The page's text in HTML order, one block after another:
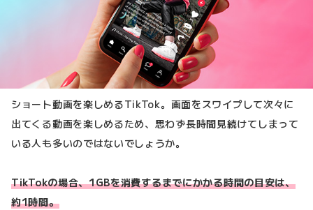
ショート動画を楽しめるTikTok。画面をスワイプして次々に
出てくる動画を楽しめるため、思わず長時間見続けてしまって
いる人も多いのではないでしょうか。
TikTokの場合、1GBを消費するまでにかかる時間の目安は、
約1時間。